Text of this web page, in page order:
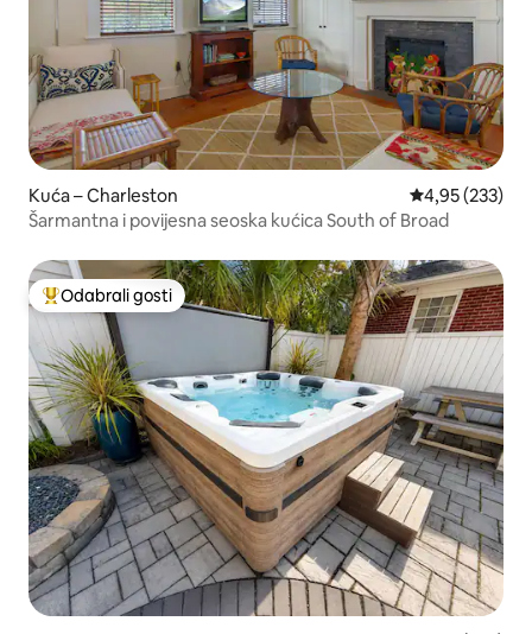
Kuća – Charleston Prosječna
4,95 (233)
Šarmantna i povijesna seoska kućica South of Broad
Među najviše rangiranima s oznakom „Odabrali gosti”
Odabrali gosti